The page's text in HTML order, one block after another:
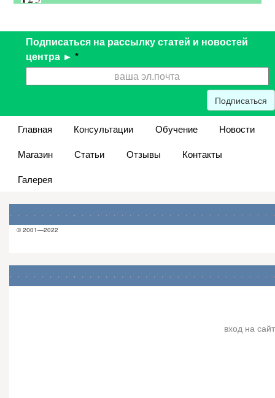
Подписаться на рассылку статей и новостей
центра ► *
Подписаться
Главная Консультации Обучение
Новости
Магазин
Статьи Отзывы
Контакты
Галерея
© 2001—2022
вход на сайт